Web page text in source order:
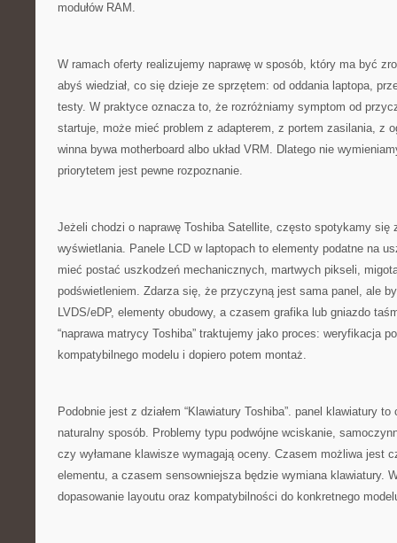
modułów RAM.
W ramach oferty realizujemy naprawę w sposób, który ma być
abyś wiedział, co się dzieje ze sprzętem: od oddania laptopa,
testy. W praktyce oznacza to, że rozróżniamy symptom od
startuje, może mieć problem z adapterem, z portem zasilania, z
winna bywa motherboard albo układ VRM. Dlatego nie
priorytetem jest pewne rozpoznanie.
Jeżeli chodzi o naprawę Toshiba Satellite, często spotykamy się
wyświetlania. Panele LCD w laptopach to elementy podatne na
mieć postać uszkodzeń mechanicznych, martwych pikseli,
podświetleniem. Zdarza się, że przyczyną jest sama panel, ale
LVDS/eDP, elementy obudowy, a czasem grafika lub gniazdo
“naprawa matrycy Toshiba” traktujemy jako proces: weryfikacja
kompatybilnego modelu i dopiero potem montaż.
Podobnie jest z działem “Klawiatury Toshiba”. panel klawiatury
naturalny sposób. Problemy typu podwójne wciskanie,
czy wyłamane klawisze wymagają oceny. Czasem możliwa jest
elementu, a czasem sensowniejsza będzie wymiana klawiatury.
dopasowanie layoutu oraz kompatybilności do konkretnego